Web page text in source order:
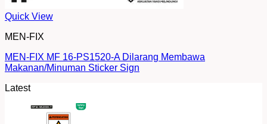
Quick View
MEN-FIX
MEN-FIX MF 16-PS1520-A Dilarang Membawa
Makanan/Minuman Sticker Sign
Latest